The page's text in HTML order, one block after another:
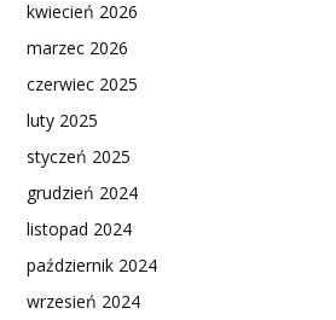
kwiecień 2026
marzec 2026
czerwiec 2025
luty 2025
styczeń 2025
grudzień 2024
listopad 2024
październik 2024
wrzesień 2024